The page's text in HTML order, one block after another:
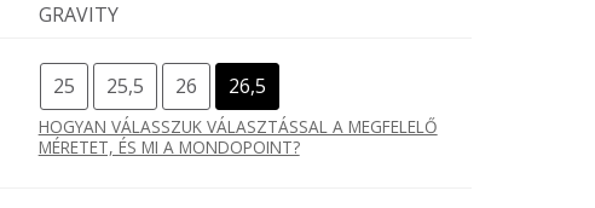
GRAVITY
25 25,5 26 26,5
HOGYAN VÁLASSZUK VÁLASZTÁSSAL A MEGFELELŐ
MÉRETET, ÉS MI A MONDOPOINT?